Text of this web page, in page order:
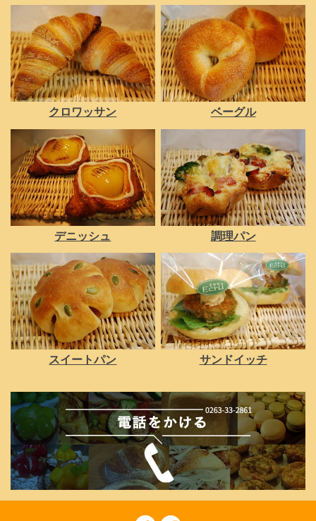
クロワッサン ベーグル
デニッシュ 調理パン
スイートパン サンドイッチ